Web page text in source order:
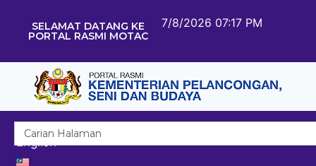
SELAMAT DATANG KE
PORTAL RASMI MOTAC
7/8/2026 07:17 PM
English